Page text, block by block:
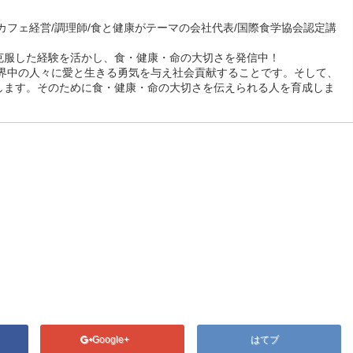
フェ経営/調理師/食と健康がテーマの会社代表/国際食学協会認定講
した経験を活かし、食・健康・命の大切さを発信中！
の人々に愛と生きる勇気を与え社会貢献することです。そして、
す。そのために食・健康・命の大切さを伝えられる人を育成しま
Google+ はてブ